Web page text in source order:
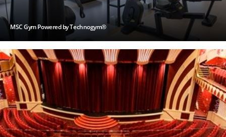
MSC Gym Powered by Technogym®